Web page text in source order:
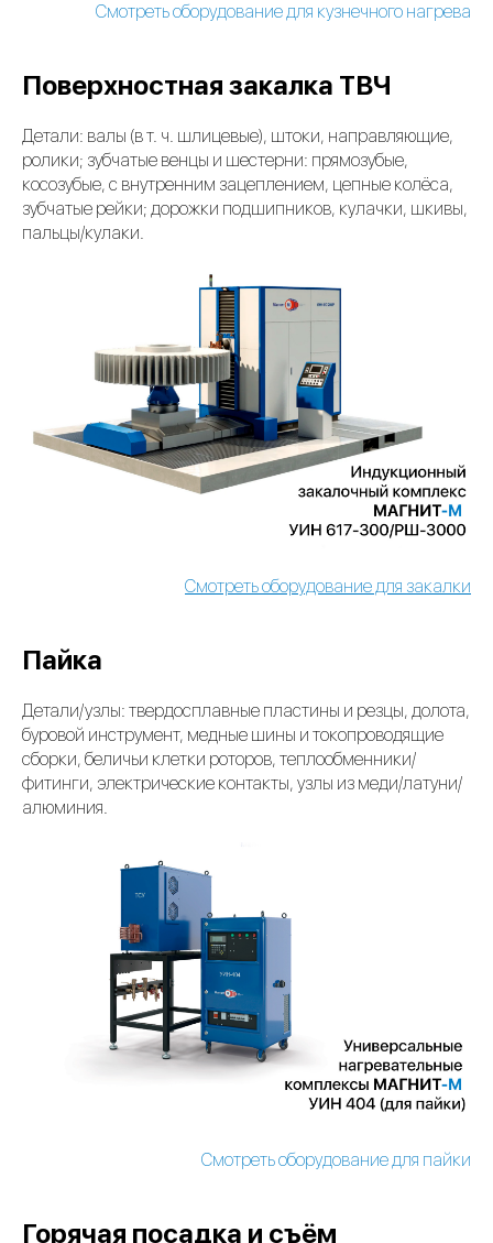
Смотреть оборудование для кузнечного нагрева
Поверхностная закалка ТВЧ
Детали: валы (в т. ч. шлицевые), штоки, направляющие,
ролики; зубчатые венцы и шестерни: прямозубые,
косозубые, с внутренним зацеплением, цепные колёса,
зубчатые рейки; дорожки подшипников, кулачки, шкивы,
пальцы/кулаки.
Смотреть оборудование для закалки
Пайка
Детали/узлы: твердосплавные пластины и резцы, долота,
буровой инструмент, медные шины и токопроводящие
сборки, беличьи клетки роторов, теплообменники/
фитинги, электрические контакты, узлы из меди/латуни/
алюминия.
Смотреть оборудование для пайки
Горячая посадка и съём